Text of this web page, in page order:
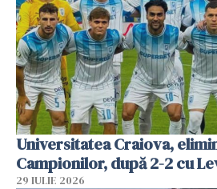
Universitatea Craiova,
Campionilor, după 2-2 cu
29 IULIE 2026